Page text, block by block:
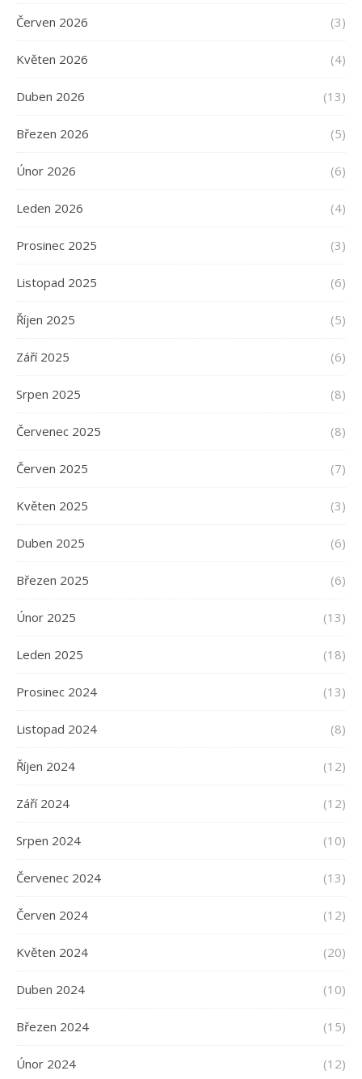
Červen 2026 (3)
Květen 2026 (4)
Duben 2026 (13)
Březen 2026 (5)
Únor 2026 (6)
Leden 2026 (4)
Prosinec 2025 (3)
Listopad 2025 (6)
Říjen 2025 (5)
Září 2025 (6)
Srpen 2025 (8)
Červenec 2025 (8)
Červen 2025 (7)
Květen 2025 (3)
Duben 2025 (6)
Březen 2025 (6)
Únor 2025 (13)
Leden 2025 (18)
Prosinec 2024 (13)
Listopad 2024 (8)
Říjen 2024 (12)
Září 2024 (12)
Srpen 2024 (10)
Červenec 2024 (13)
Červen 2024 (12)
Květen 2024 (20)
Duben 2024 (10)
Březen 2024 (15)
Únor 2024 (12)